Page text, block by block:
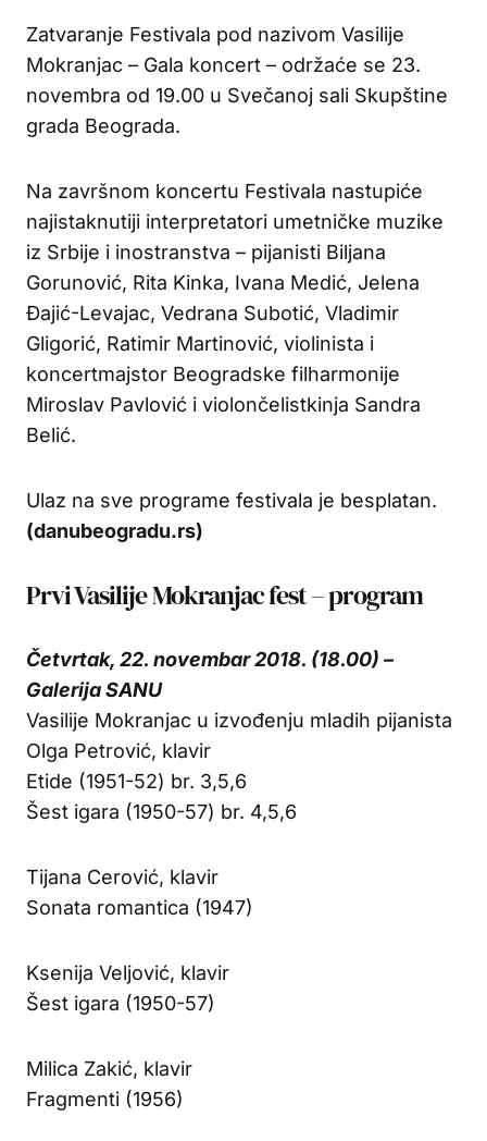
Zatvaranje Festivala pod nazivom Vasilije
Mokranjac – Gala koncert – održaće se 23.
novembra od 19.00 u Svečanoj sali Skupštine
grada Beograda.
Na završnom koncertu Festivala nastupiće
najistaknutiji interpretatori umetničke muzike
iz Srbije i inostranstva – pijanisti Biljana
Gorunović, Rita Kinka, Ivana Medić, Jelena
Đajić-Levajac, Vedrana Subotić, Vladimir
Gligorić, Ratimir Martinović, violinista i
koncertmajstor Beogradske filharmonije
Miroslav Pavlović i violončelistkinja Sandra
Belić.
Ulaz na sve programe festivala je besplatan.
(danubeogradu.rs)
Prvi Vasilije Mokranjac fest – program
Četvrtak, 22. novembar 2018. (18.00) –
Galerija SANU
Vasilije Mokranjac u izvođenju mladih pijanista
Olga Petrović, klavir
Etide (1951-52) br. 3,5,6
Šest igara (1950-57) br. 4,5,6
Tijana Cerović, klavir
Sonata romantica (1947)
Ksenija Veljović, klavir
Šest igara (1950-57)
Milica Zakić, klavir
Fragmenti (1956)